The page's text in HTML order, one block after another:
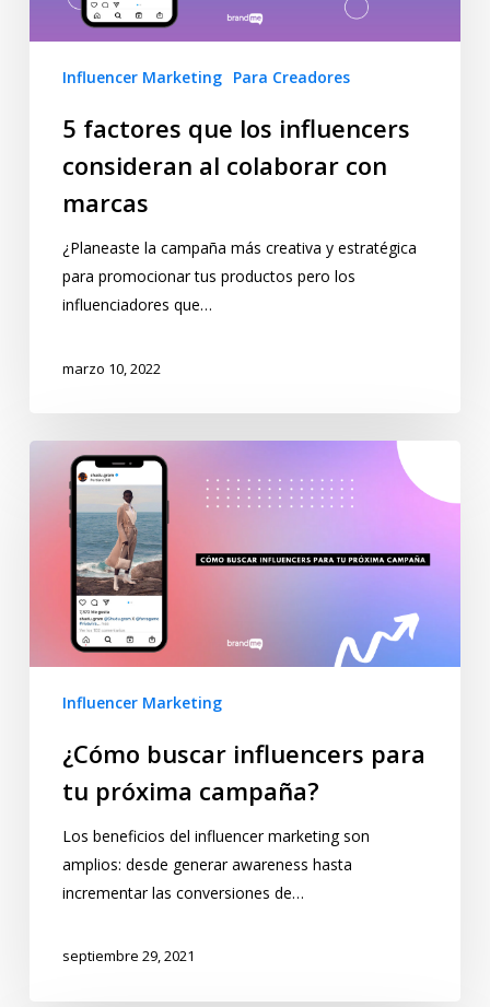
Influencer Marketing Para Creadores
5 factores que los influencers
consideran al colaborar con
marcas
¿Planeaste la campaña más creativa y estratégica
para promocionar tus productos pero los
influenciadores que…
marzo 10, 2022
Influencer Marketing
¿Cómo buscar influencers para
tu próxima campaña?
Los beneficios del influencer marketing son
amplios: desde generar awareness hasta
incrementar las conversiones de…
septiembre 29, 2021